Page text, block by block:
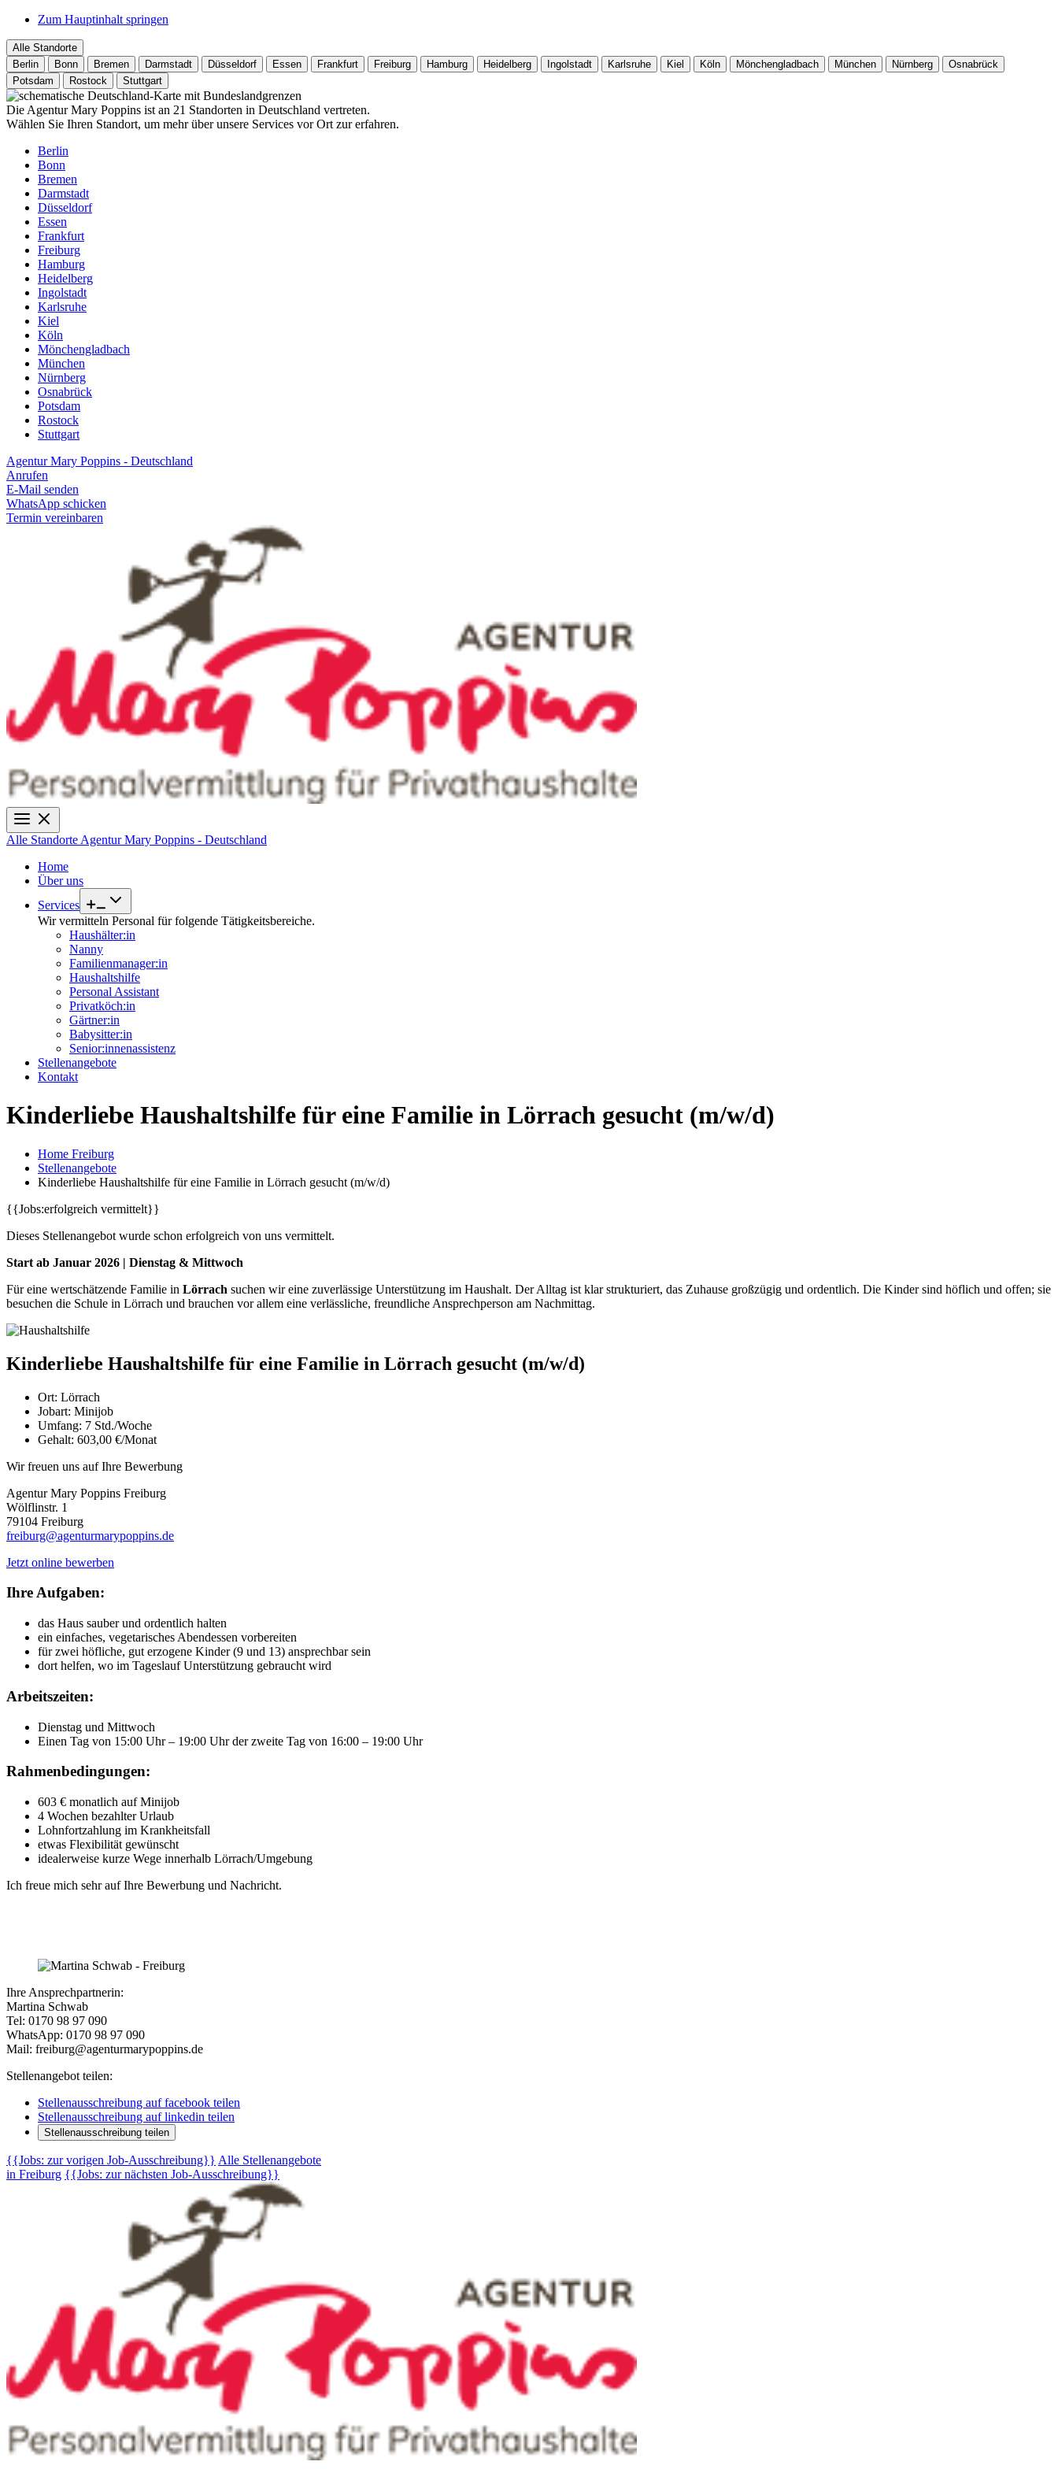
Zum Hauptinhalt springen
Alle Standorte
Berlin
Bonn Bremen Darmstadt Düsseldorf Essen Frankfurt Freiburg Hamburg Heidelberg Ingolstadt Karlsruhe Kiel Köln Mönchengladbach München Nürnberg
Osnabrück
Potsdam
Rostock Stuttgart
Die Agentur Mary Poppins ist an 21 Standorten in Deutschland vertreten.
Wählen Sie Ihren Standort, um mehr über unsere Services vor Ort zur erfahren.
Berlin
Bonn
Bremen
Darmstadt
Düsseldorf
Essen
Frankfurt
Freiburg
Hamburg
Heidelberg
Ingolstadt
Karlsruhe
Kiel
Köln
Mönchengladbach
München
Nürnberg
Osnabrück
Potsdam
Rostock
Stuttgart
Agentur Mary Poppins - Deutschland
Anrufen
E-Mail senden
WhatsApp schicken
Termin vereinbaren
Alle Standorte Agentur Mary Poppins - Deutschland
Home
Über uns
Services
Wir vermitteln Personal für folgende Tätigkeitsbereiche.
Haushälter:in
Nanny
Familienmanager:in
Haushaltshilfe
Personal Assistant
Privatköch:in
Gärtner:in
Babysitter:in
Senior:innenassistenz
Stellenangebote
Kontakt
Kinderliebe Haushaltshilfe für eine Familie in Lörrach gesucht (m/w/d)
Home Freiburg
Stellenangebote
Kinderliebe Haushaltshilfe für eine Familie in Lörrach gesucht (m/w/d)
{{Jobs:erfolgreich vermittelt}}
Dieses Stellenangebot wurde schon erfolgreich von uns vermittelt.
Start ab Januar 2026 | Dienstag & Mittwoch
Für eine wertschätzende Familie in Lörrach suchen wir eine zuverlässige Unterstützung im Haushalt. Der Alltag ist klar strukturiert, das Zuhause großzügig und ordentlich. Die Kinder sind höflich und offen; sie
besuchen die Schule in Lörrach und brauchen vor allem eine verlässliche, freundliche Ansprechperson am Nachmittag.
Kinderliebe Haushaltshilfe für eine Familie in Lörrach gesucht (m/w/d)
Ort: Lörrach
Jobart: Minijob
Umfang: 7 Std./Woche
Gehalt: 603,00 €/Monat
Wir freuen uns auf Ihre Bewerbung
Agentur Mary Poppins Freiburg
Wölflinstr. 1
79104 Freiburg
freiburg@agenturmarypoppins.de
Jetzt online bewerben
Ihre Aufgaben:
das Haus sauber und ordentlich halten
ein einfaches, vegetarisches Abendessen vorbereiten
für zwei höfliche, gut erzogene Kinder (9 und 13) ansprechbar sein
dort helfen, wo im Tageslauf Unterstützung gebraucht wird
Arbeitszeiten:
Dienstag und Mittwoch
Einen Tag von 15:00 Uhr – 19:00 Uhr der zweite Tag von 16:00 – 19:00 Uhr
Rahmenbedingungen:
603 € monatlich auf Minijob
4 Wochen bezahlter Urlaub
Lohnfortzahlung im Krankheitsfall
etwas Flexibilität gewünscht
idealerweise kurze Wege innerhalb Lörrach/Umgebung
Ich freue mich sehr auf Ihre Bewerbung und Nachricht.
Ihre Ansprechpartnerin:
Martina Schwab
Tel: 0170 98 97 090
WhatsApp: 0170 98 97 090
Mail: freiburg@agenturmarypoppins.de
Stellenangebot teilen:
Stellenausschreibung auf facebook teilen
Stellenausschreibung auf linkedin teilen
Stellenausschreibung teilen
{{Jobs: zur vorigen Job-Ausschreibung}} Alle Stellenangebote
in Freiburg {{Jobs: zur nächsten Job-Ausschreibung}}